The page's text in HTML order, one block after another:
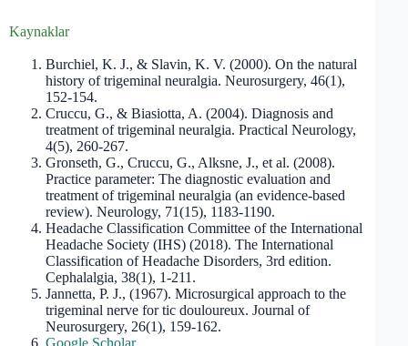
Kaynaklar
Burchiel, K. J., & Slavin, K. V. (2000). On the natural
history of trigeminal neuralgia. Neurosurgery, 46(1),
152-154.
Cruccu, G., & Biasiotta, A. (2004). Diagnosis and
treatment of trigeminal neuralgia. Practical Neurology,
4(5), 260-267.
Gronseth, G., Cruccu, G., Alksne, J., et al. (2008).
Practice parameter: The diagnostic evaluation and
treatment of trigeminal neuralgia (an evidence-based
review). Neurology, 71(15), 1183-1190.
Headache Classification Committee of the International
Headache Society (IHS) (2018). The International
Classification of Headache Disorders, 3rd edition.
Cephalalgia, 38(1), 1-211.
Jannetta, P. J., (1967). Microsurgical approach to the
trigeminal nerve for tic douloureux. Journal of
Neurosurgery, 26(1), 159-162.
Google Scholar